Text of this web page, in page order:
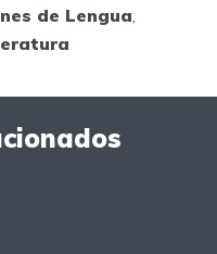
de Lengua,